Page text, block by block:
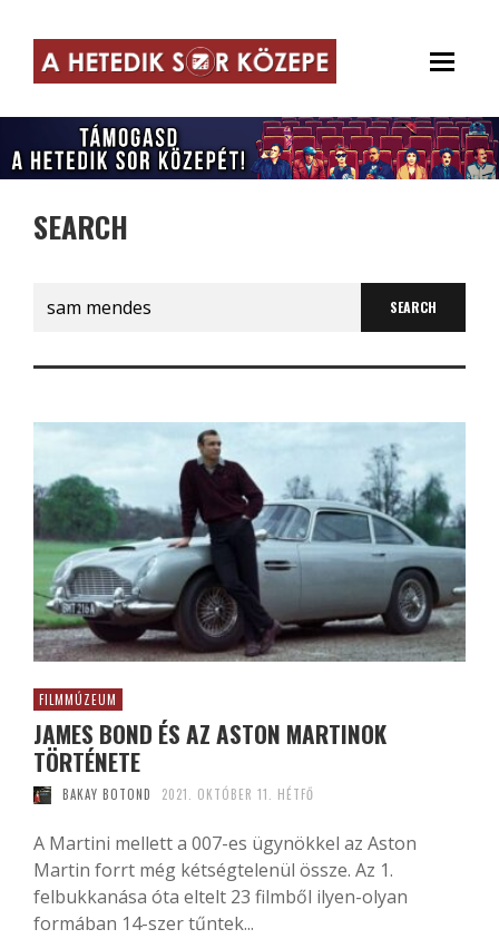
SEARCH
for:
FILMMÚZEUM
JAMES BOND ÉS AZ ASTON MARTINOK
TÖRTÉNETE
BAKAY BOTOND 2021. OKTÓBER 11. HÉTFŐ
A Martini mellett a 007-es ügynökkel az Aston
Martin forrt még kétségtelenül össze. Az 1.
felbukkanása óta eltelt 23 filmből ilyen-olyan
formában 14-szer tűntek...